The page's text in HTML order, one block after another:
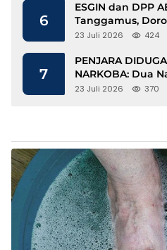
6
ESGIN dan DPP
Tanggamus,
Berbasis Kopi
23 Juli 2026 424
7
PENJARA
NARKOBA: Dua
Gunakan HP,
23 Juli 2026 370